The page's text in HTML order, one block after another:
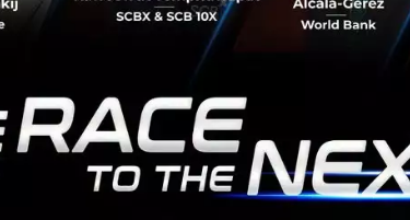
ต้องยอมรับว่าเดี๋ยวนี้ระบบ E-Payment ต่างๆได้ถูกพัฒนาออก
มากันมากขึ้น เนื่องจากพฤติกรรมผู้บริโภคเปลี่ยนไปเยอะ เมื่อ
ห้างสรรพ...
สิงหาคม 4, 2017| By Techsauce Team
0
FinTech E-Payment สังคมไร้เงินสด Cashless Society